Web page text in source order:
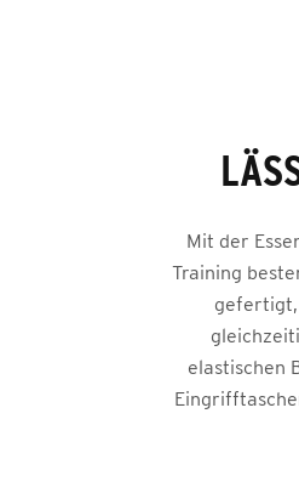
Mit der
Training
gefertigt,
elastischen